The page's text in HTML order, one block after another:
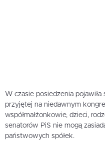
W czasie posiedzenia
przyjętej na niedawnym
współmałżonkowie, dzieci,
senatorów PiS nie mogą
państwowych spółek.